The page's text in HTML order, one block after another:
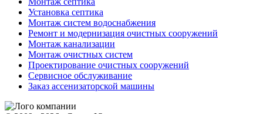
Установка септика
Монтаж систем водоснабжения
Ремонт и модернизация очистных сооружений
Монтаж канализации
Монтаж очистных систем
Проектирование очистных сооружений
Сервисное обслуживание
Заказ ассенизаторской машины